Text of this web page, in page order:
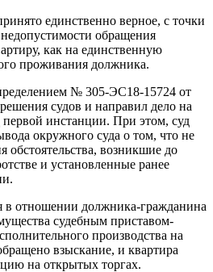
единственно верное, с точки
обращения
как на единственную
проживания должника.
№ 305-ЭС18-15724 от
судов и направил дело на
первой инстанции. При этом, суд
окружного суда о том, что не
обстоятельства, возникшие до
и установленные ранее
в отношении должника-гражданина
судебным приставом-
производства на
взыскание, и квартира
на открытых торгах.